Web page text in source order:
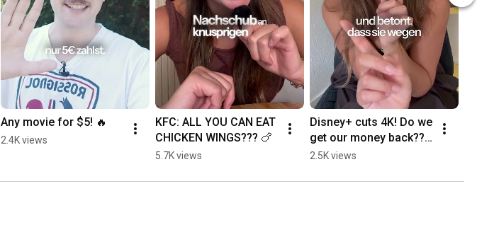
Any movie for $5! 🔥
2.4K views
KFC: ALL YOU CAN EAT
CHICKEN WINGS??? 🍗
5.7K views
Disney+ cuts 4K! Do we
get our money back??
🥸
2.5K views